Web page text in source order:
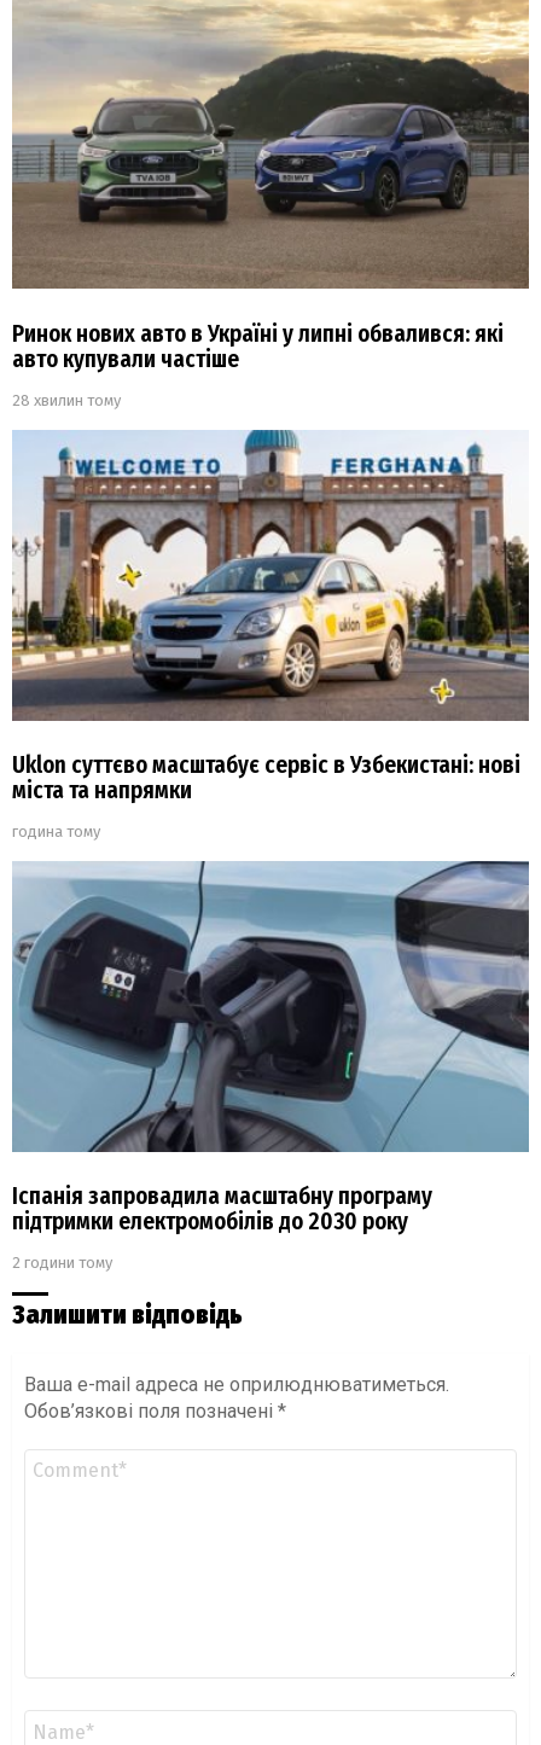
Ринок нових авто в Україні у липні обвалився: які
авто купували частіше
28 хвилин тому
Uklon суттєво масштабує сервіс в Узбекистані: нові
міста та напрямки
година тому
Іспанія запровадила масштабну програму
підтримки електромобілів до 2030 року
2 години тому
Залишити відповідь
Ваша e-mail адреса не оприлюднюватиметься.
Обов’язкові поля позначені *
Коментар